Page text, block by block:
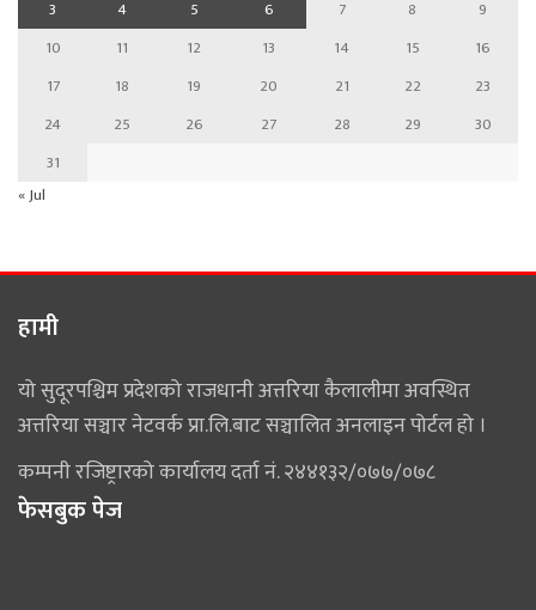
3
4 5 6 7 8
9
10
11 12 13 14 15
16
17
18 19 20 21 22
23
24
25 26 27 28 29
30
31
« Jul
हामी
यो सुदूरपश्चिम प्रदेशको राजधानी अत्तरिया कैलालीमा अवस्थित
अत्तरिया सञ्चार नेटवर्क प्रा.लि.बाट सञ्चालित अनलाइन पोर्टल हो ।
कम्पनी रजिष्ट्रारको कार्यालय दर्ता नं. २४४१३२/०७७/०७८
फेसबुक पेज